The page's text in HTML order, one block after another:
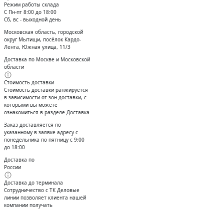
Режим работы склада
С Пн-пт 8:00 до 18:00
Сб, вс - выходной день
Московская область, городской
округ Мытищи, посёлок Кардо-
Лента, Южная улица, 11/3
Доставка по Москве и Московской
области
Стоимость доставки
Стоимость доставки ранжируется
в зависимости от зон доставки, с
которыми вы можете
ознакомиться в разделе Доставка
Заказ доставляется по
указанному в заявке адресу с
понедельника по пятницу с 9:00
до 18:00
Доставка по
России
Доставка до терминала
Сотрудничество с ТК Деловые
линии позволяет клиента нашей
компании получать